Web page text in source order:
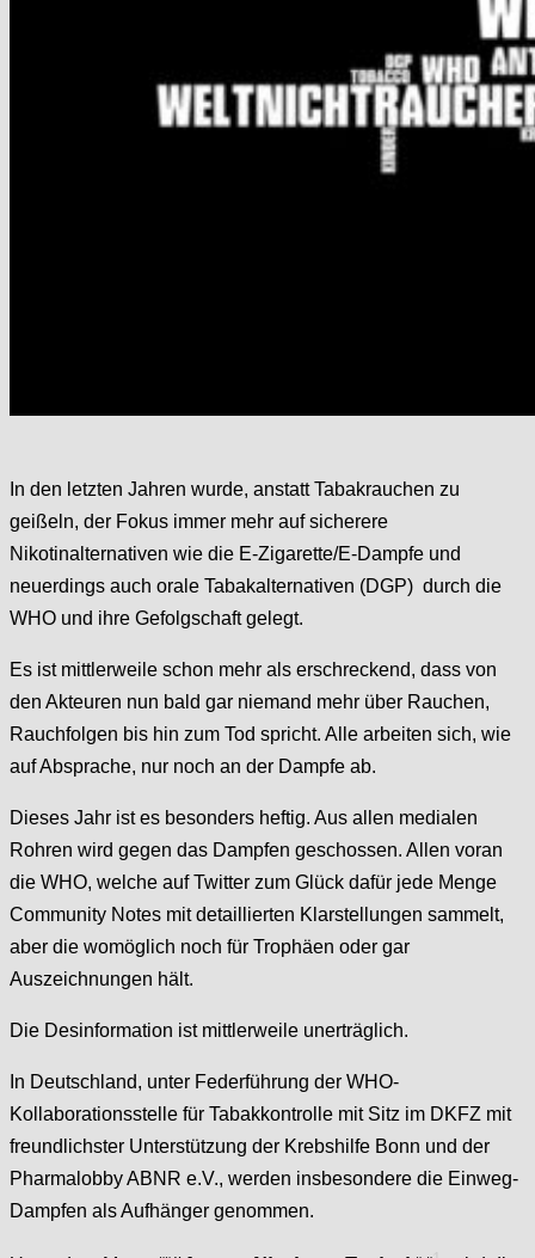
In den letzten Jahren wurde, anstatt Tabakrauchen zu
geißeln, der Fokus immer mehr auf sicherere
Nikotinalternativen wie die E-Zigarette/E-Dampfe und
neuerdings auch orale Tabakalternativen (DGP) durch die
WHO und ihre Gefolgschaft gelegt.
Es ist mittlerweile schon mehr als erschreckend, dass von
den Akteuren nun bald gar niemand mehr über Rauchen,
Rauchfolgen bis hin zum Tod spricht. Alle arbeiten sich, wie
auf Absprache, nur noch an der Dampfe ab.
Dieses Jahr ist es besonders heftig. Aus allen medialen
Rohren wird gegen das Dampfen geschossen. Allen voran
die WHO, welche auf Twitter zum Glück dafür jede Menge
Community Notes mit detaillierten Klarstellungen sammelt,
aber die womöglich noch für Trophäen oder gar
Auszeichnungen hält.
Die Desinformation ist mittlerweile unerträglich.
In Deutschland, unter Federführung der WHO-
Kollaborationsstelle für Tabakkontrolle mit Sitz im DKFZ mit
freundlichster Unterstützung der Krebshilfe Bonn und der
Pharmalobby ABNR e.V., werden insbesondere die Einweg-
Dampfen als Aufhänger genommen.